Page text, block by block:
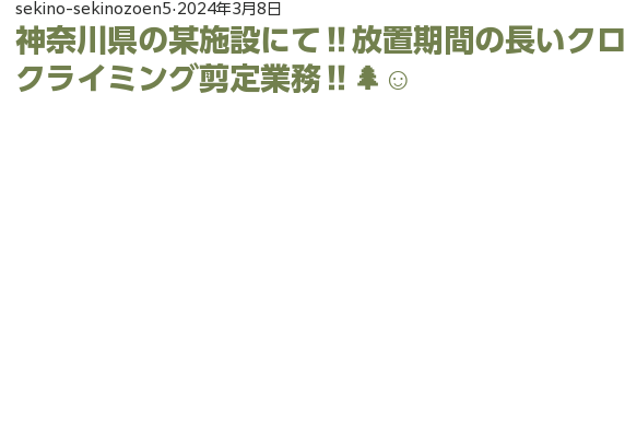
神奈川県の某施設にて‼️放置期間の長いク
クライミング剪定業務‼️🌲☺️
sekino-sekinozoen5 2024年3月8日